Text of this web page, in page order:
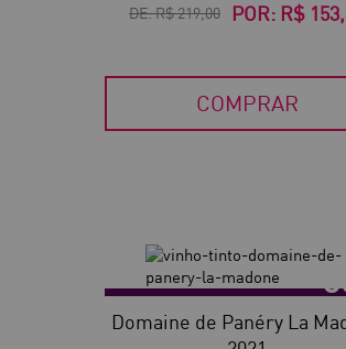
DE:R$ 219,00 POR: R$
COMPRAR
Domaine de Panéry La